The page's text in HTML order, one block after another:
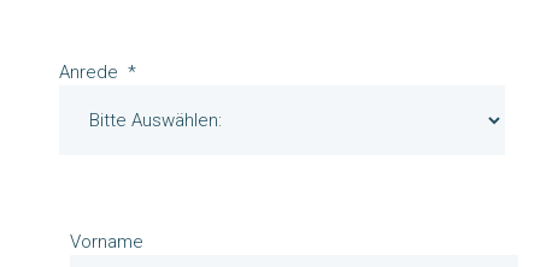
Anrede
Vorname